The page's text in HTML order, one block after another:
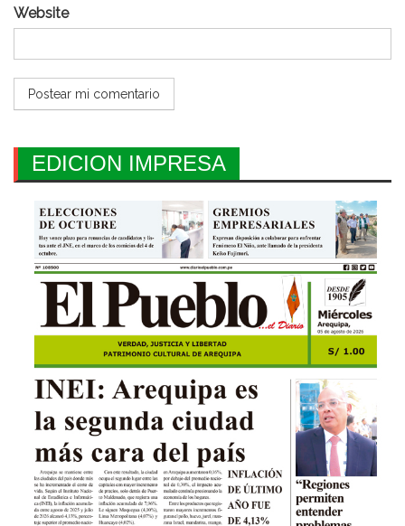
Website
EDICION IMPRESA